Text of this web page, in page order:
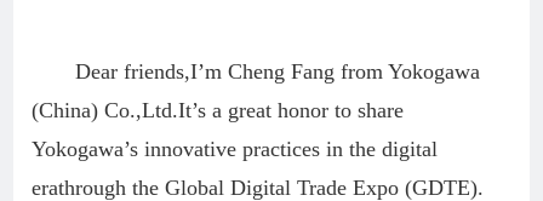
Dear friends,I’m Cheng Fang from Yokogawa
(China) Co.,Ltd.It’s a great honor to share
Yokogawa’s innovative practices in the digital
erathrough the Global Digital Trade Expo (GDTE).